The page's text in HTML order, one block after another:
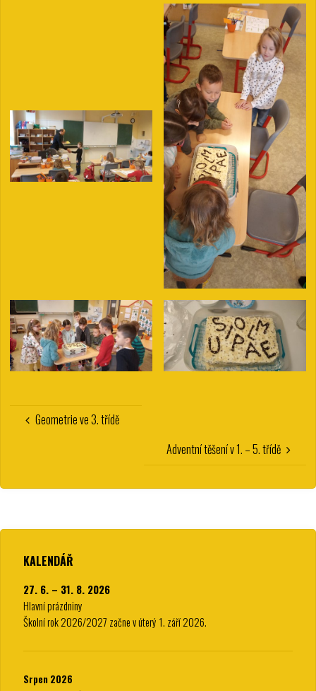
Geometrie ve 3. třídě
Adventní těšení v 1. – 5. třídě
KALENDÁŘ
27. 6. – 31. 8. 2026
Hlavní prázdniny
Školní rok 2026/2027 začne v úterý 1. září 2026.
Srpen 2026